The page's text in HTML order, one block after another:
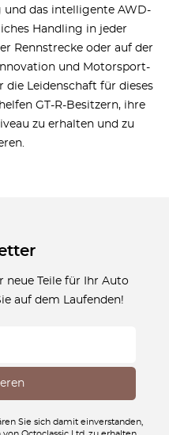
das intelligente AWD-
Handling in jeder
Rennstrecke oder auf der
und Motorsport-
die Leidenschaft für dieses
GT-R-Besitzern, ihre
zu erhalten und zu
neue Teile für Ihr Auto
auf dem Laufenden!
Sie sich damit einverstanden,